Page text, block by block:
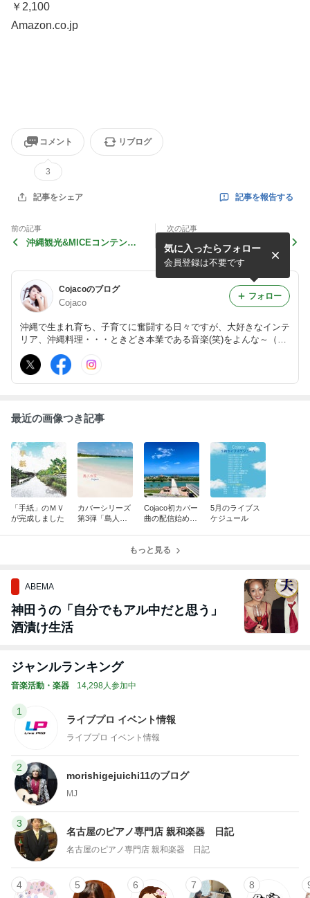
￥2,100
Amazon.co.jp
コメント
3
リブログ
記事をシェア 記事を報告する
前の記事
沖縄観光&MICEコンテンツ
次の記事
ポンジュース チロル
Cojacoのブログ
Cojaco
沖縄で生まれ育ち、子育てに奮闘する日々ですが、大好きなインテ
リア、沖縄料理・・・ときどき本業である音楽(笑)をよんな～（ゆ
っくり）紹介していけたらと思います。
気に入ったらフォロー
会員登録は不要です
フォロー
最近の画像つき記事
「手紙」のＭＶ
が完成しました
カバーシリーズ
第3弾「島人ぬ
Cojaco初カバー
曲の配信始めま
5月のライブス
ケジュール
もっと見る
ABEMA
神田うの「自分でもアル中だと思う」
酒漬け生活
ジャンルランキング
音楽活動・楽器 14,298人参加中
1
ライブプロ イベント情報
ライブプロ イベント情報
2
morishigejuichi11のブログ
MJ
3
名古屋のピアノ専門店 親和楽器 日記
名古屋のピアノ専門店 親和楽器 日記
4 5 6 7 8